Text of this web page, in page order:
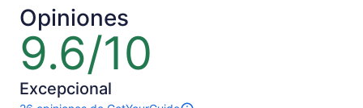
por
adulto
Opiniones
9.6/10
9.6
de
10
Excepcional